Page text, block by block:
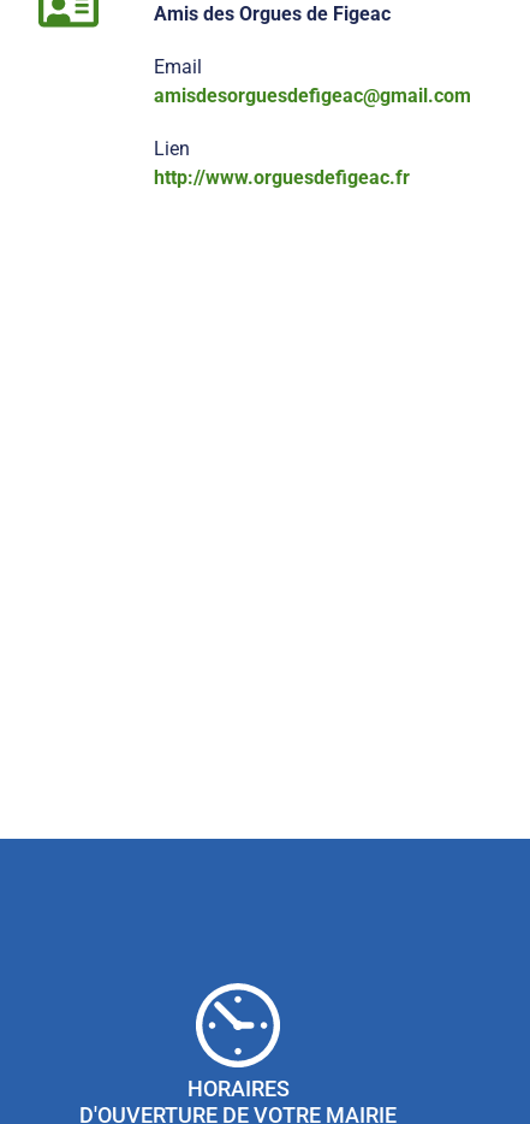
Amis des Orgues de Figeac
Email
amisdesorguesdefigeac@gmail.com
Lien
http://www.orguesdefigeac.fr
HORAIRES
D'OUVERTURE DE VOTRE MAIRIE